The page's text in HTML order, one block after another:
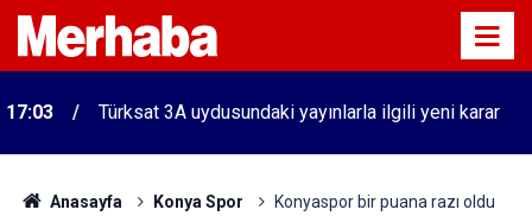
17:03 Türksat 3A uydusundaki yayınlarla ilgili yeni karar
Anasayfa Konya Spor Konyaspor bir puana razı oldu